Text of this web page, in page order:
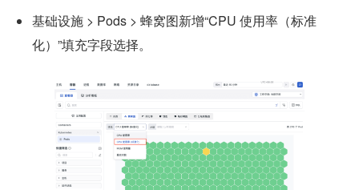
基础设施 > Pods > 蜂窝图新增“CPU 使用率（标准
化）”填充字段选择。